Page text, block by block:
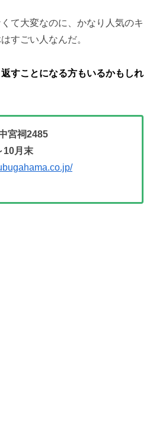
て大変なのに、かなり人気のキ
すごい人なんだ。
すことになる方もいるかもしれ
宮祠2485
10月末